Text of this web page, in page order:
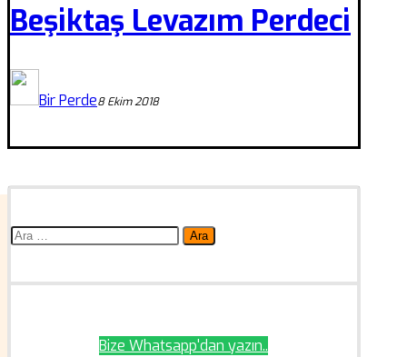
Beşiktaş Levazım Perdeci
Bir Perde8 Ekim 2018
Arama:
Bize Whatsapp'dan yazın..